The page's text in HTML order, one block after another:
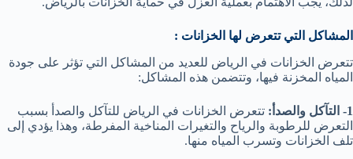
المشاكل التي تتعرض لها الخزانات :
تتعرض الخزانات في الرياض للعديد من المشاكل التي تؤثر على جودة
المياه المخزنة فيها، وتتضمن هذه المشاكل:
1- التآكل والصدأ:
تتعرض الخزانات في الرياض للتآكل والصدأ بسبب
التعرض للرطوبة والرياح والتغيرات المناخية المفرطة، وهذا يؤدي إلى
تلف الخزانات وتسرب المياه منها.